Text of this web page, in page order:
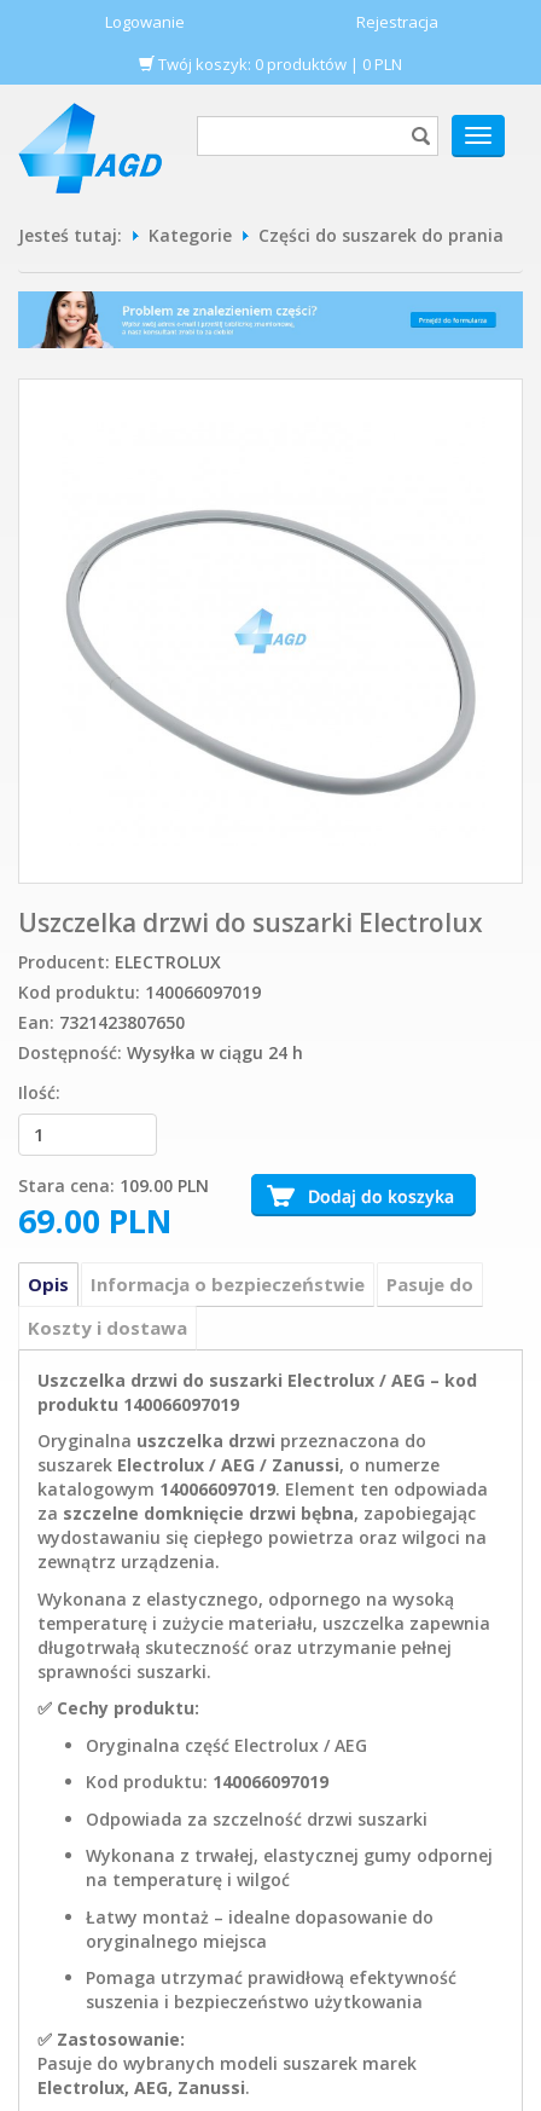
Logowanie
Rejestracja
Twój koszyk: 0 produktów | 0 PLN
POKAŻ
MENU
Jesteś tutaj: Kategorie Części do suszarek do prania
Uszczelka drzwi do suszarki Electrolux
Producent: ELECTROLUX
Kod produktu: 140066097019
Ean: 7321423807650
Dostępność: Wysyłka w ciągu 24 h
Ilość:
Stara cena: 109.00 PLN
69.00 PLN
Opis Informacja o bezpieczeństwie
Pasuje do
Koszty i dostawa
Uszczelka drzwi do suszarki Electrolux / AEG – kod
produktu 140066097019
Oryginalna uszczelka drzwi przeznaczona do
suszarek Electrolux / AEG / Zanussi, o numerze
katalogowym 140066097019. Element ten odpowiada
za szczelne domknięcie drzwi bębna, zapobiegając
wydostawaniu się ciepłego powietrza oraz wilgoci na
zewnątrz urządzenia.
Wykonana z elastycznego, odpornego na wysoką
temperaturę i zużycie materiału, uszczelka zapewnia
długotrwałą skuteczność oraz utrzymanie pełnej
sprawności suszarki.
✅ Cechy produktu:
Oryginalna część Electrolux / AEG
Kod produktu: 140066097019
Odpowiada za szczelność drzwi suszarki
Wykonana z trwałej, elastycznej gumy odpornej
na temperaturę i wilgoć
Łatwy montaż – idealne dopasowanie do
oryginalnego miejsca
Pomaga utrzymać prawidłową efektywność
suszenia i bezpieczeństwo użytkowania
✅ Zastosowanie:
Pasuje do wybranych modeli suszarek marek
Electrolux, AEG, Zanussi.